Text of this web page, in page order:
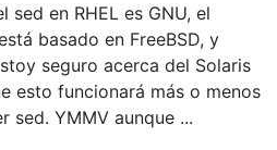
sed en RHEL es GNU, el
basado en FreeBSD, y
seguro acerca del Solaris
esto funcionará más o menos
sed. YMMV aunque ...